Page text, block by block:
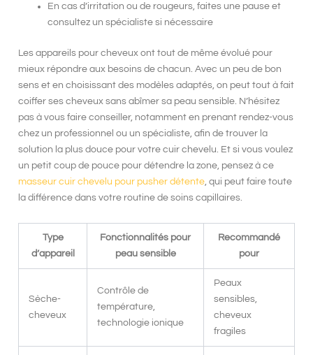
En cas d’irritation ou de rougeurs, faites une pause et
consultez un spécialiste si nécessaire
Les appareils pour cheveux ont tout de même évolué pour
mieux répondre aux besoins de chacun. Avec un peu de bon
sens et en choisissant des modèles adaptés, on peut tout à fait
coiffer ses cheveux sans abîmer sa peau sensible. N’hésitez
pas à vous faire conseiller, notamment en prenant rendez-vous
chez un professionnel ou un spécialiste, afin de trouver la
solution la plus douce pour votre cuir chevelu. Et si vous voulez
un petit coup de pouce pour détendre la zone, pensez à ce
masseur cuir chevelu pour pusher détente , qui peut faire toute
la différence dans votre routine de soins capillaires.
Type
d’appareil
Fonctionnalités pour
peau sensible
Recommandé
pour
Sèche-
cheveux
Contrôle de
température,
technologie ionique
Peaux
sensibles,
cheveux
fragiles